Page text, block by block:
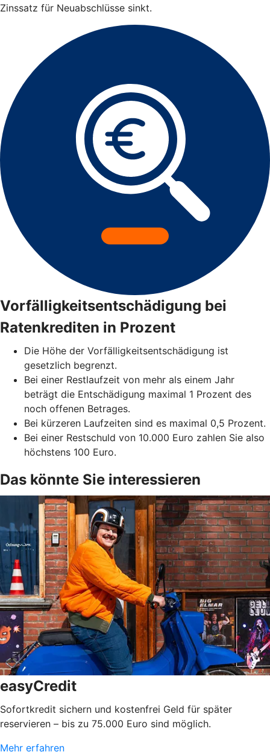
Zinssatz für Neuabschlüsse sinkt.
Vorfälligkeitsentschädigung bei
Ratenkrediten in Prozent
Die Höhe der Vorfälligkeitsentschädigung ist
gesetzlich begrenzt.
Bei einer Restlaufzeit von mehr als einem Jahr
beträgt die Entschädigung maximal 1 Prozent des
noch offenen Betrages.
Bei kürzeren Laufzeiten sind es maximal 0,5 Prozent.
Bei einer Restschuld von 10.000 Euro zahlen Sie also
höchstens 100 Euro.
Das könnte Sie interessieren
easyCredit
Sofortkredit sichern und kostenfrei Geld für später
reservieren – bis zu 75.000 Euro sind möglich.
Mehr erfahren